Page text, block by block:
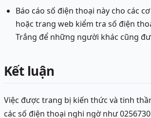
Báo cáo số điện thoại này cho các
hoặc trang web kiểm tra số điện
Trắng để những người khác cũng
Kết luận
Việc được trang bị kiến thức và tinh
các số điện thoại nghi ngờ như